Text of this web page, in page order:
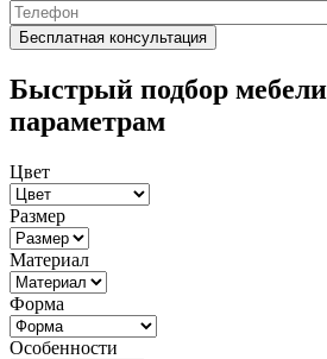
Быстрый подбор
параметрам
Цвет
Размер
Материал
Форма
Особенности